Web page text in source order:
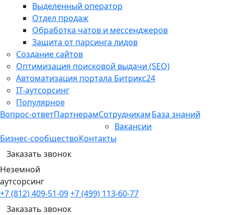
Выделенный оператор
Отдел продаж
Обработка чатов и мессенджеров
Защита от парсинга лидов
Создание сайтов
Оптимизация поисковой выдачи (SEO)
Автоматизация портала Битрикс24
IT-аутсорсинг
Популярное
Вопрос-ответПартнерамСотрудникам
Вакансии
База знаний
Бизнес-сообществоКонтакты
Заказать звонок
Неземной
аутсорсинг
+7 (812) 409-51-09+7 (499) 113-60-77
Заказать звонок